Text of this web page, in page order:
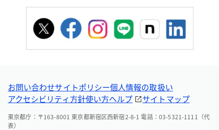
お問い合わせサイトポリシー個人情報の取扱い
アクセシビリティ方針使い方ヘルプ サイトマップ
東京都庁：〒163-8001 東京都新宿区西新宿2-8-1 電話：03-5321-1111（代
表）